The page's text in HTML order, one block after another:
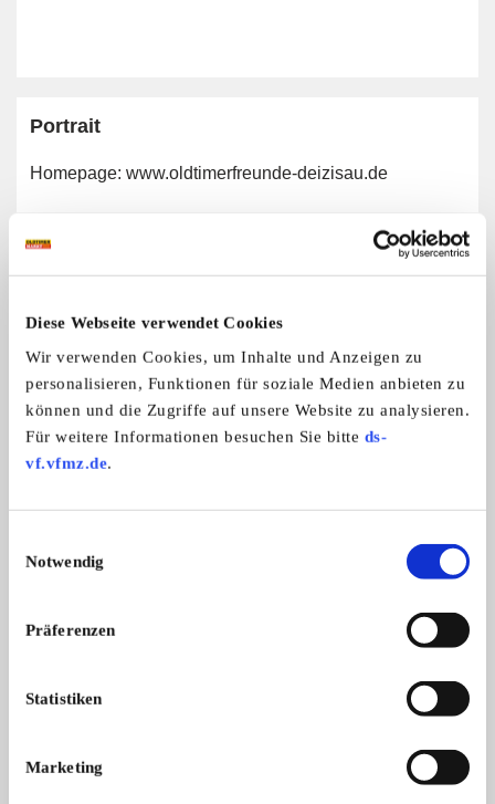
Diese Webseite verwendet Cookies
Wir verwenden Cookies, um Inhalte und Anzeigen zu
personalisieren, Funktionen für soziale Medien anbieten zu
können und die Zugriffe auf unsere Website zu analysieren.
Für weitere Informationen besuchen Sie bitte ds-
vf.vfmz.de.
Notwendig
Präferenzen
Statistiken
Marketing
Portrait
Homepage: www.oldtimerfreunde-deizisau.de
Allgemeine Angaben
Automarken:
Zweiradmarken:
Alle Marken
Branchenbuch-Eintrag übernehmen
Sie vertreten dieses Unternehmen? Übernehmen Sie